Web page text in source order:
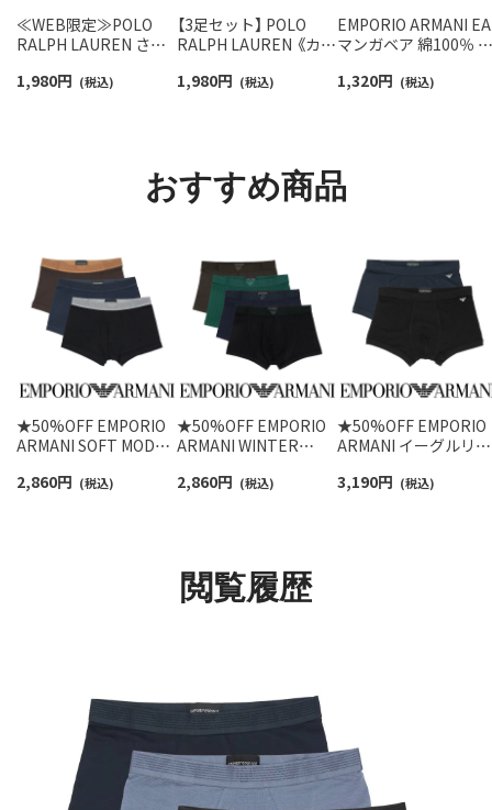
≪WEB限定≫POLO
RALPH LAUREN さら
スニーカー丈ソックス
1,980円 (税込)
【3足セット】 POLO
RALPH LAUREN 《カラ
ンポイントソックス シ
1,980円 (税込)
EMPORIO ARMANI EA
マンガベア 綿100％ ミ
最短翌日発送】
1,320円 (税込)
おすすめ商品
★50%OFF EMPORIO
ARMANI SOFT MODAL
ル ボクサーパンツ
2,860円 (税込)
★50%OFF EMPORIO
ARMANI WINTER
トライプ ボクサーパン
2,860円 (税込)
★50%OFF EMPORIO
ARMANI イーグルリブ
ンツ 【S/M/L】 前閉じ
3,190円 (税込)
閲覧履歴